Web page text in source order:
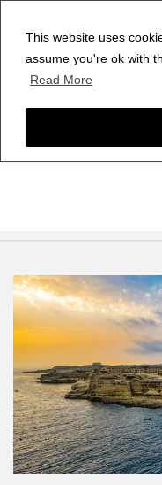
This website uses
assume you're ok with
Read More